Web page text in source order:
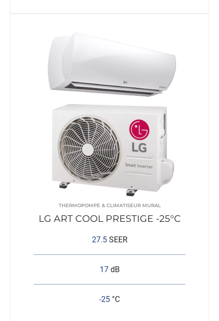
THERMOPOMPE & CLIMATISEUR MURAL
LG ART COOL PRESTIGE -25°C
27.5 SEER
17 dB
-25 °C